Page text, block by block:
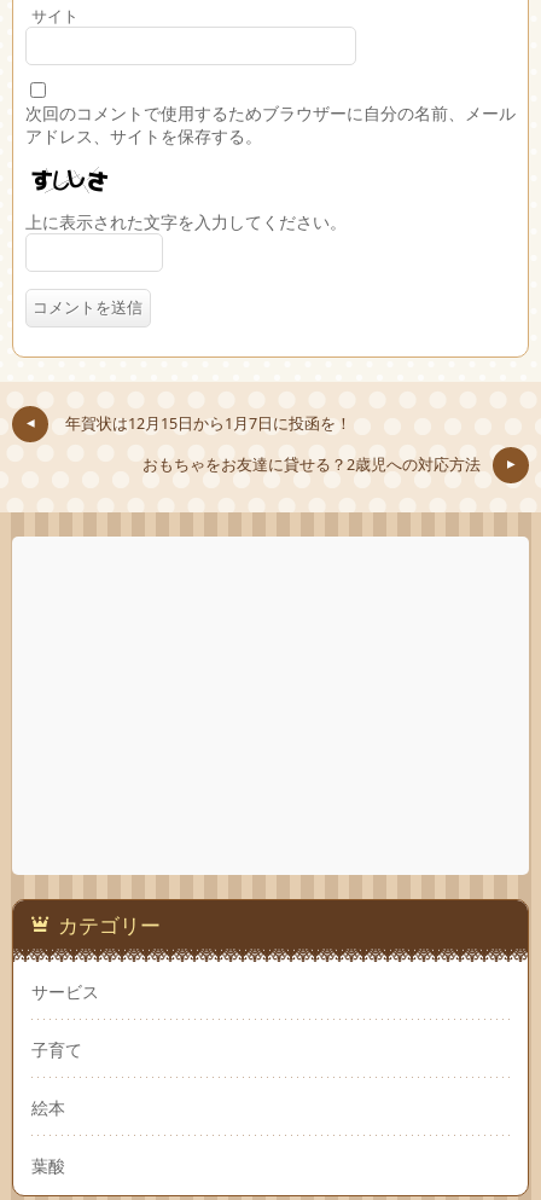
サイト
次回のコメントで使用するためブラウザーに自分の名前、メール
アドレス、サイトを保存する。
上に表示された文字を入力してください。
年賀状は12月15日から1月7日に投函を！
おもちゃをお友達に貸せる？2歳児への対応方法
カテゴリー
サービス
子育て
絵本
葉酸